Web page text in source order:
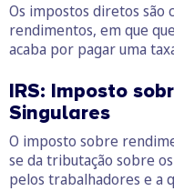
Os impostos diretos são
rendimentos, em que
acaba por pagar uma
IRS: Imposto
Singulares
O imposto sobre
se da tributação sobre
pelos trabalhadores e a